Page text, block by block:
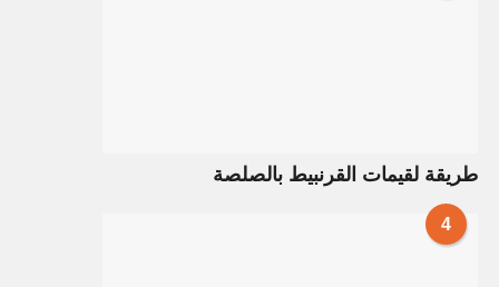
طريقة لقيمات القرنبيط بالصلصة
4